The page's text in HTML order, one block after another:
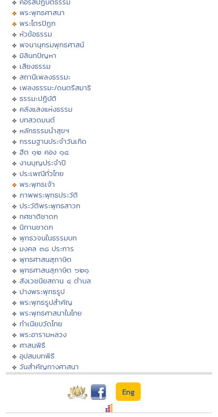
พระพุทธศาสนา
พระไตรปิฏก
หัวข้อธรรม
พจนานุกรมพุทธศาสน์
มิลินทปัญหา
เสียงธรรม
สถานีเพลงธรรมะ
เพลงธรรมะ/ดนตรีสมาธิ
ธรรมะปฏิบัติ
คลังแสงแห่งธรรม
บทสวดมนต์
หลักธรรมนำสุขฯ
กรรมฐานประจำวันเกิด
ฮีต ๑๒ คอง ๑๔
งานบุญประจำปี
ประเพณีทั่วไทย
พระพุทธเจ้า
ภาพพระพุทธประวัติ
ประวัติพระพุทธสาวก
ทศชาติชาดก
นิทานชาดก
พุทธวจนในธรรมบท
มงคล ๓๘ ประการ
พุทธศาสนสุภาษิต
พุทธศาสนสุภาษิต ๖๒๑
สังเวชนียสถาน ๔ ตำบล
ปางพระพุทธรูป
พระพุทธรูปสำคัญ
พระพุทธศาสนาในไทย
ทำเนียบวัดไทย
พระอารามหลวง
ศาสนพิธี
อุปสมบทพิธี
วันสำคัญทางศาสนา
Eng